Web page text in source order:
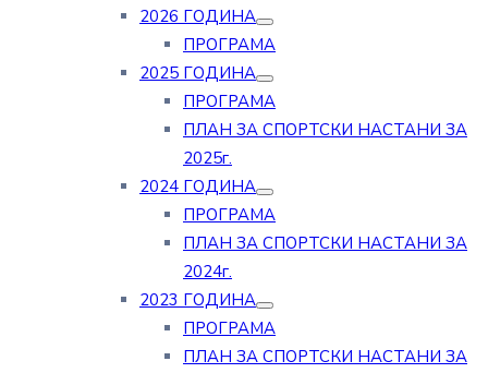
2026 ГОДИНА
ПРОГРАМА
2025 ГОДИНА
ПРОГРАМА
ПЛАН ЗА СПОРТСКИ НАСТАНИ ЗА
2025г.
2024 ГОДИНА
ПРОГРАМА
ПЛАН ЗА СПОРТСКИ НАСТАНИ ЗА
2024г.
2023 ГОДИНА
ПРОГРАМА
ПЛАН ЗА СПОРТСКИ НАСТАНИ ЗА